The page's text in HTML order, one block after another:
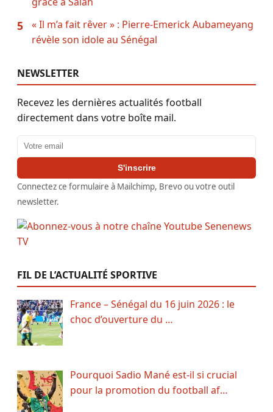
5
« Il m’a fait rêver » : Pierre-Emerick Aubameyang
révèle son idole au Sénégal
NEWSLETTER
Recevez les dernières actualités football
directement dans votre boîte mail.
Adresse email
S'inscrire
Connectez ce formulaire à Mailchimp, Brevo ou votre outil
newsletter.
FIL DE L’ACTUALITÉ SPORTIVE
France – Sénégal du 16 juin 2026 : le
choc d’ouverture du …
Pourquoi Sadio Mané est-il si crucial
pour la promotion du football af…